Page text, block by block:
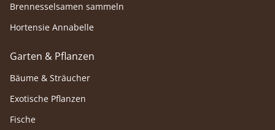
Brennesselsamen sammeln
Hortensie Annabelle
Garten & Pflanzen
Bäume & Sträucher
Exotische Pflanzen
Fische